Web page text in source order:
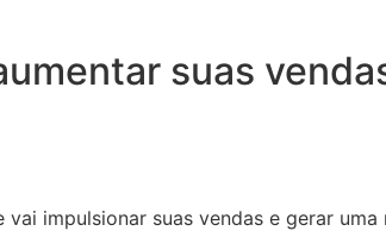
suas
impulsionar suas vendas e gerar